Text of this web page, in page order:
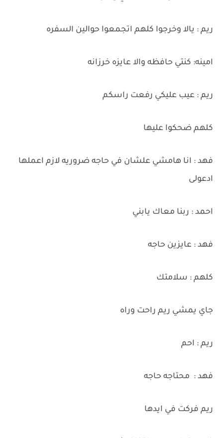
ريم : يالا وخرجوا كلهم اتجمعوا حوالين السفره
امينه: كنتي حافظه والا عايزه خرزانه
ريم : عيب عليكي رفعت راسكم
كلهم ضحكوا عليها
فهد : انا هامشي علشان في حاجه ضروريه لازم اعملها
ادعولى
احمد : ربنا معاك يابني
فهد : عايزين حاجه
كلهم : سلامتك
جاي يمشي ريم راحت وراه
ريم : احم
فهد : محتاجه حاجه
ريم فركت في ايدها